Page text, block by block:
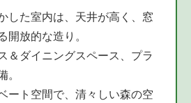
した室内は、天井が高く、窓
＆ダイニングスペース、プラ
ート空間で、清々しい森の空